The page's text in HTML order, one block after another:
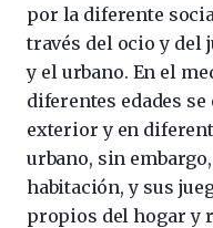
por la diferente
través del ocio y del
y el urbano. En el
diferentes edades
exterior y en
urbano, sin
habitación, y sus
propios del hogar y